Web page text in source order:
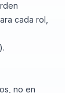
cada rol,
no en